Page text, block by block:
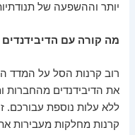
יותר וההשפעה של
מה קורה עם
רוב קרנות הסל על המדד
את הדיבידנדים מהחברות
ללא עלות נוספת עבורכם.
קרנות מחלקות מעבירות